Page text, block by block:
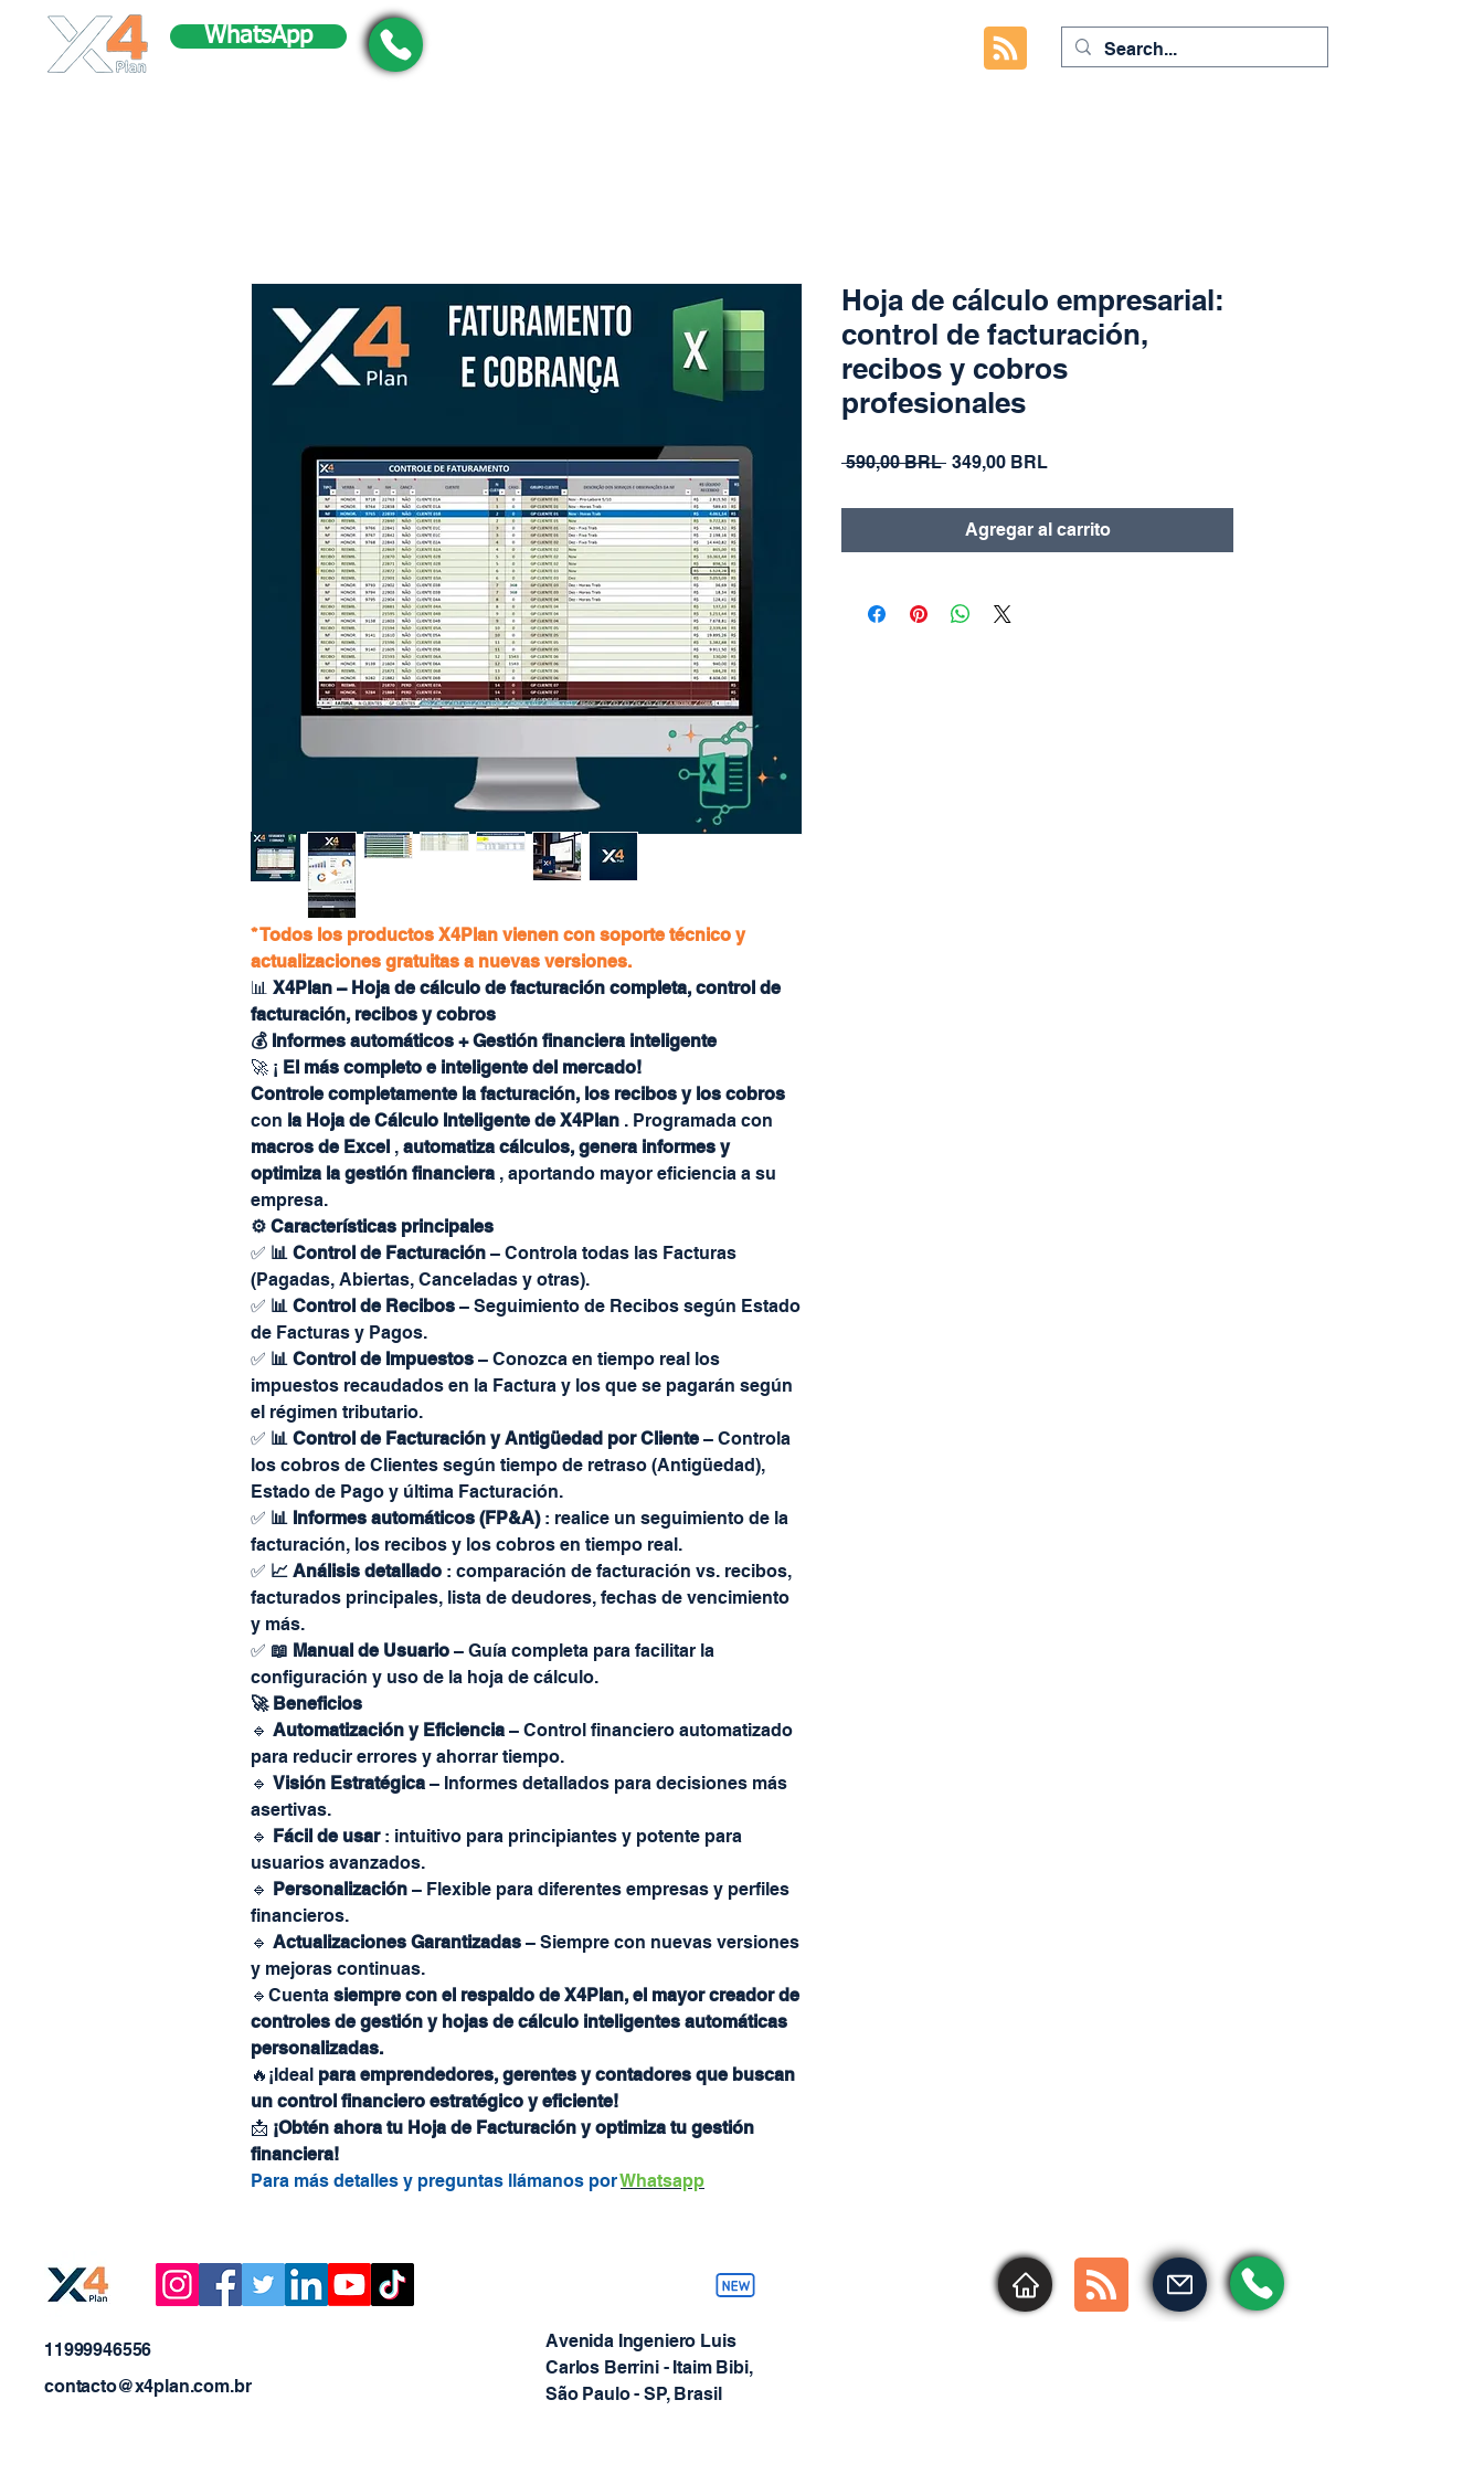
WhatsApp
* Todos los productos X4Plan vienen con soporte técnico y
actualizaciones gratuitas a nuevas versiones.
📊 X4Plan – Hoja de cálculo de facturación completa, control de
facturación, recibos y cobros
💰 Informes automáticos + Gestión financiera inteligente
🚀 ¡ El más completo e inteligente del mercado!
Controle completamente la facturación, los recibos y los cobros
con la Hoja de Cálculo Inteligente de X4Plan . Programada con
macros de Excel , automatiza cálculos, genera informes y
optimiza la gestión financiera , aportando mayor eficiencia a su
empresa.
⚙️ Características principales
✅ 📊 Control de Facturación – Controla todas las Facturas
(Pagadas, Abiertas, Canceladas y otras).
✅ 📊 Control de Recibos – Seguimiento de Recibos según Estado
de Facturas y Pagos.
✅ 📊 Control de Impuestos – Conozca en tiempo real los
impuestos recaudados en la Factura y los que se pagarán según
el régimen tributario.
✅ 📊 Control de Facturación y Antigüedad por Cliente– Controla
los cobros de Clientes según tiempo de retraso (Antigüedad),
Estado de Pago y última Facturación.
✅ 📊 Informes automáticos (FP&A): realice un seguimiento de la
facturación, los recibos y los cobros en tiempo real.
✅ 📈 Análisis detallado : comparación de facturación vs. recibos,
facturados principales, lista de deudores, fechas de vencimiento
y más.
✅ 📖 Manual de Usuario – Guía completa para facilitar la
configuración y uso de la hoja de cálculo.
🚀 Beneficios
🔹 Automatización y Eficiencia – Control financiero automatizado
para reducir errores y ahorrar tiempo.
🔹 Visión Estratégica – Informes detallados para decisiones más
asertivas.
🔹 Fácil de usar: intuitivo para principiantes y potente para
usuarios avanzados.
🔹 Personalización – Flexible para diferentes empresas y perfiles
financieros.
🔹 Actualizaciones Garantizadas – Siempre con nuevas versiones
y mejoras continuas.
🔹Cuenta siempre con el respaldo de X4Plan, el mayor creador de
controles de gestión y hojas de cálculo inteligentes automáticas
personalizadas.
🔥¡Ideal para emprendedores, gerentes y contadores que buscan
un control financiero estratégico y eficiente!
📩 ¡Obtén ahora tu Hoja de Facturación y optimiza tu gestión
financiera!
Para más detalles y preguntas llámanos porWhatsapp
Hoja de cálculo empresarial:
control de facturación,
recibos y cobros
profesionales
590,00 BRL Precio
349,00 BRLPrecio
oferta
Agregar al carrito
11999946556
contacto@x4plan.com.br
Avenida Ingeniero Luis
Carlos Berrini - Itaim Bibi,
São Paulo - SP, Brasil